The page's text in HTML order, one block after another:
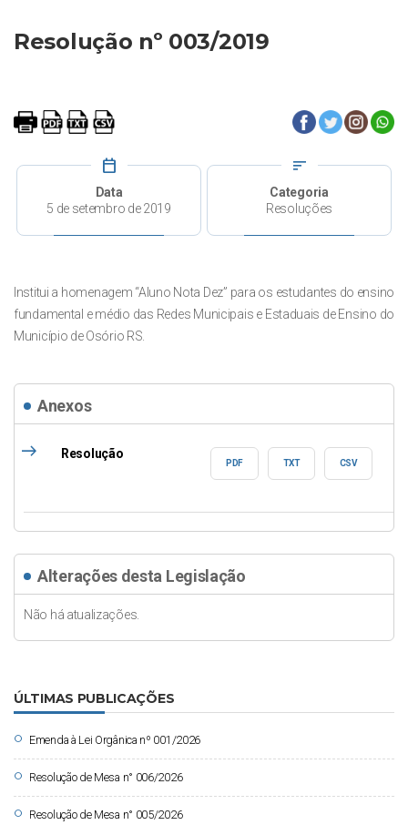
Resolução nº 003/2019
calendar_today
Data
5 de setembro de 2019
sort
Categoria
Resoluções
Institui a homenagem “Aluno Nota Dez” para os estudantes do ensino
fundamental e médio das Redes Municipais e Estaduais de Ensino do
Município de Osório RS.
Anexos
east Resolução
PDF TXT CSV
Alterações desta Legislação
Não há atualizações.
ÚLTIMAS PUBLICAÇÕES
circle Emenda à Lei Orgânica nº 001/2026
circle Resolução de Mesa n° 006/2026
circle Resolução de Mesa n° 005/2026